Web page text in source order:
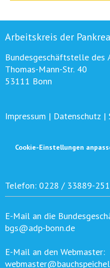
Arbeitskreis der
Bundesgeschäftstelle des
Thomas-Mann-Str. 40
53111 Bonn
Impressum | Datenschutz |
Cookie-Einstellungen
Telefon: 0228 / 33889-
E-Mail an die
bgs@adp-bonn.de
E-Mail an den Webmaster: